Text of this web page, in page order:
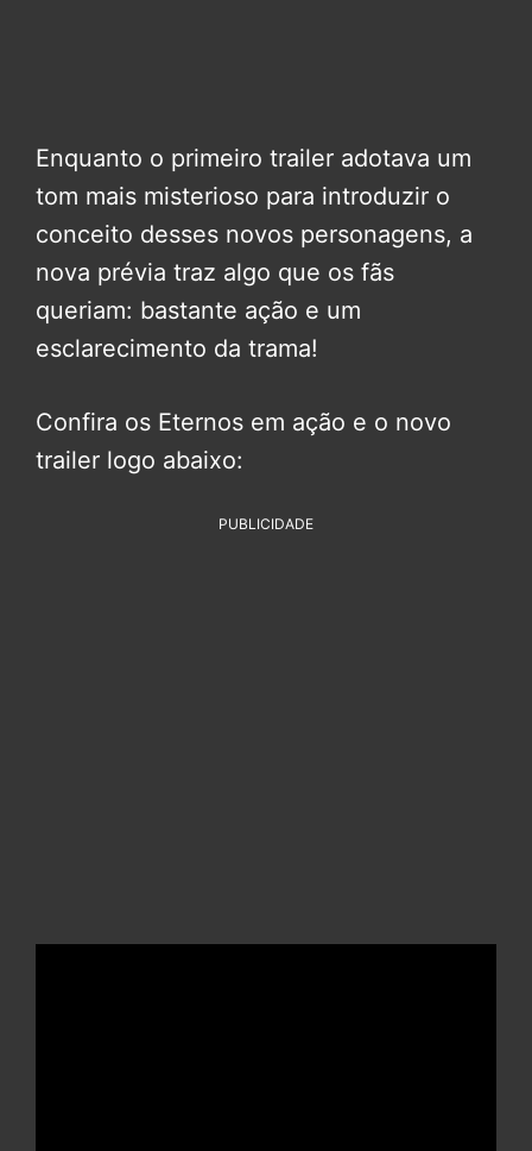
Enquanto o primeiro trailer adotava um
tom mais misterioso para introduzir o
conceito desses novos personagens, a
nova prévia traz algo que os fãs
queriam: bastante ação e um
esclarecimento da trama!
Confira os Eternos em ação e o novo
trailer logo abaixo:
PUBLICIDADE